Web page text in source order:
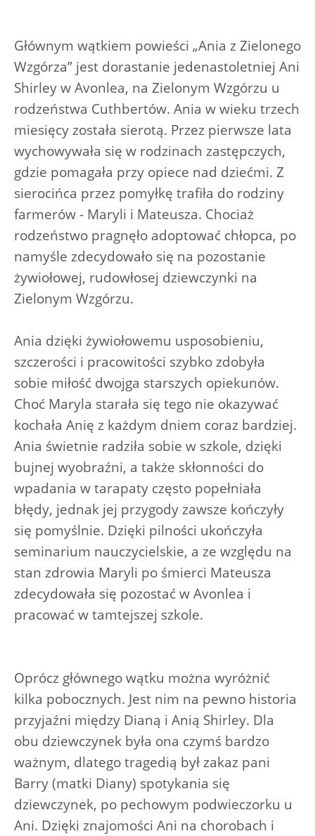
Głównym wątkiem powieści „Ania z Zielonego
Wzgórza” jest dorastanie jedenastoletniej Ani
Shirley w Avonlea, na Zielonym Wzgórzu u
rodzeństwa Cuthbertów. Ania w wieku trzech
miesięcy została sierotą. Przez pierwsze lata
wychowywała się w rodzinach zastępczych,
gdzie pomagała przy opiece nad dziećmi. Z
sierocińca przez pomyłkę trafiła do rodziny
farmerów - Maryli i Mateusza. Chociaż
rodzeństwo pragnęło adoptować chłopca, po
namyśle zdecydowało się na pozostanie
żywiołowej, rudowłosej dziewczynki na
Zielonym Wzgórzu.
Ania dzięki żywiołowemu usposobieniu,
szczerości i pracowitości szybko zdobyła
sobie miłość dwojga starszych opiekunów.
Choć Maryla starała się tego nie okazywać
kochała Anię z każdym dniem coraz bardziej.
Ania świetnie radziła sobie w szkole, dzięki
bujnej wyobraźni, a także skłonności do
wpadania w tarapaty często popełniała
błędy, jednak jej przygody zawsze kończyły
się pomyślnie. Dzięki pilności ukończyła
seminarium nauczycielskie, a ze względu na
stan zdrowia Maryli po śmierci Mateusza
zdecydowała się pozostać w Avonlea i
pracować w tamtejszej szkole.
Oprócz głównego wątku można wyróżnić
kilka pobocznych. Jest nim na pewno historia
przyjaźni między Dianą i Anią Shirley. Dla
obu dziewczynek była ona czymś bardzo
ważnym, dlatego tragedią był zakaz pani
Barry (matki Diany) spotykania się
dziewczynek, po pechowym podwieczorku u
Ani. Dzięki znajomości Ani na chorobach i